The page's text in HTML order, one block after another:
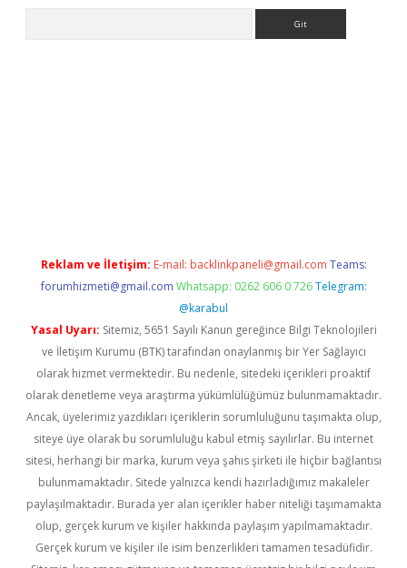
Reklam ve İletişim: E-mail: backlinkpaneli@gmail.com Teams:
forumhizmeti@gmail.com Whatsapp: 0262 606 0 726 Telegram:
@karabul
Yasal Uyarı: Sitemiz, 5651 Sayılı Kanun gereğince Bilgi Teknolojileri
ve İletişim Kurumu (BTK) tarafından onaylanmış bir Yer Sağlayıcı
olarak hizmet vermektedir. Bu nedenle, sitedeki içerikleri proaktif
olarak denetleme veya araştırma yükümlülüğümüz bulunmamaktadır.
Ancak, üyelerimiz yazdıkları içeriklerin sorumluluğunu taşımakta olup,
siteye üye olarak bu sorumluluğu kabul etmiş sayılırlar. Bu internet
sitesi, herhangi bir marka, kurum veya şahıs şirketi ile hiçbir bağlantısı
bulunmamaktadır. Sitede yalnızca kendi hazırladığımız makaleler
paylaşılmaktadır. Burada yer alan içerikler haber niteliği taşımamakta
olup, gerçek kurum ve kişiler hakkında paylaşım yapılmamaktadır.
Gerçek kurum ve kişiler ile isim benzerlikleri tamamen tesadüfidir.